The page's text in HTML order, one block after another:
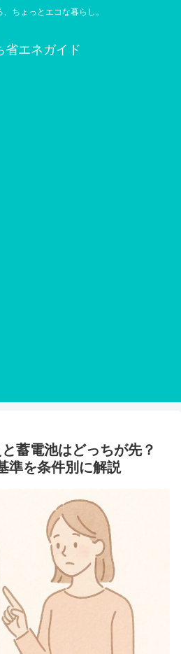
ちょっとエコな暮らし。
省エネガイド
蓄電池はどっちが先？
準を条件別に解説